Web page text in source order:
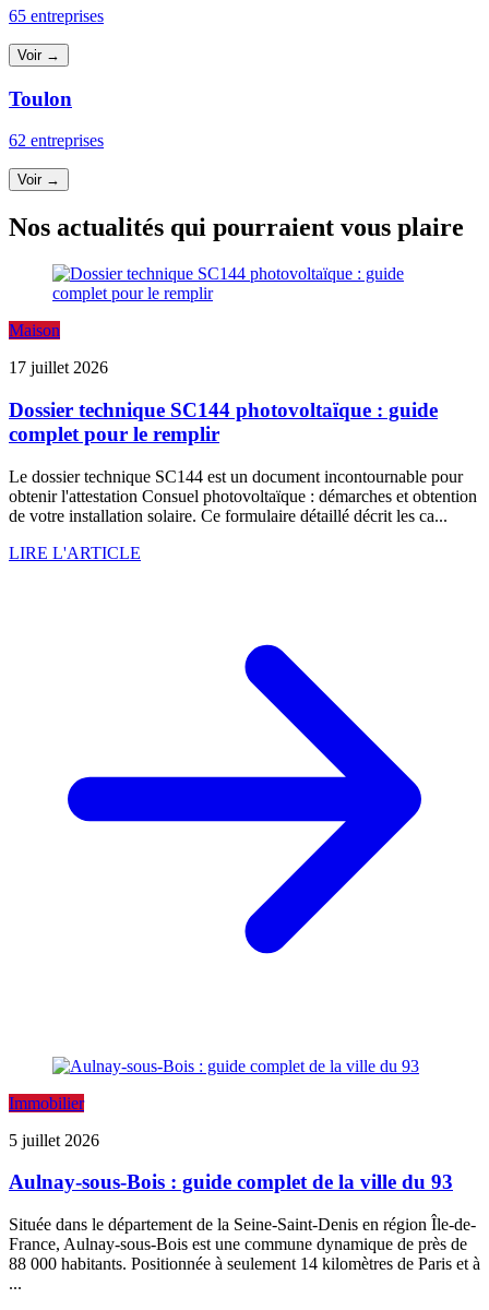
65 entreprises
Voir →
Toulon
62 entreprises
Voir →
Nos actualités qui pourraient vous plaire
Maison
17 juillet 2026
Dossier technique SC144 photovoltaïque : guide
complet pour le remplir
Le dossier technique SC144 est un document incontournable pour
obtenir l'attestation Consuel photovoltaïque : démarches et obtention
de votre installation solaire. Ce formulaire détaillé décrit les ca...
LIRE L'ARTICLE
Immobilier
5 juillet 2026
Aulnay-sous-Bois : guide complet de la ville du 93
Située dans le département de la Seine-Saint-Denis en région Île-de-
France, Aulnay-sous-Bois est une commune dynamique de près de
88 000 habitants. Positionnée à seulement 14 kilomètres de Paris et à
...